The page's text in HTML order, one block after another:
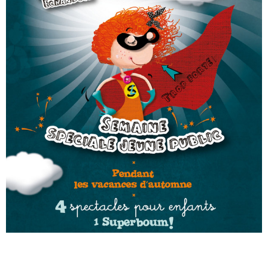
« MOFUSAND / Parler Japonais » – Des Expressions Pratiques !
« Dr Wertham / L’homme qui étudia les tueurs en série » - Un Métier à Risque !
Assassin's Creed Black Flag Resynced
« Le Vent dand les Saules » - Une Belle Histoire !
« Damn Them All » - Un duo de Choc !
Yoshi and the mysterious book